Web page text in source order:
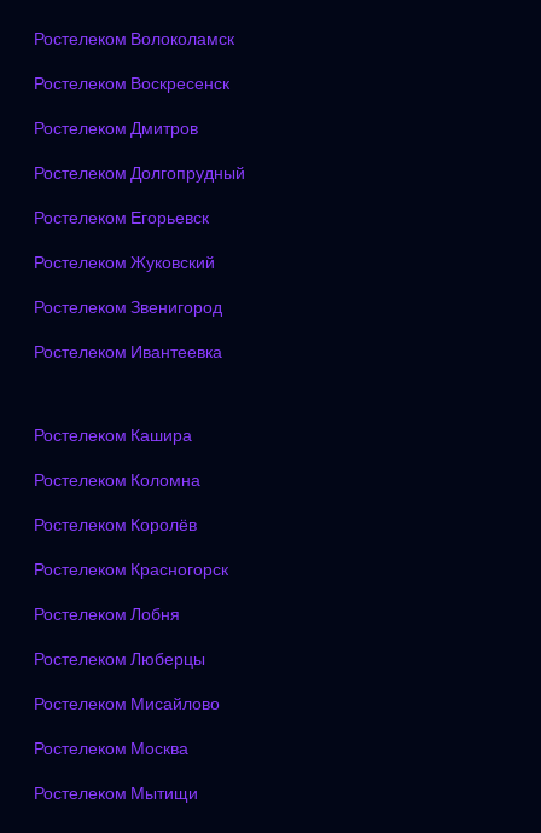
Ростелеком Волоколамск
Ростелеком Воскресенск
Ростелеком Дмитров
Ростелеком Долгопрудный
Ростелеком Егорьевск
Ростелеком Жуковский
Ростелеком Звенигород
Ростелеком Ивантеевка
Ростелеком Кашира
Ростелеком Коломна
Ростелеком Королёв
Ростелеком Красногорск
Ростелеком Лобня
Ростелеком Люберцы
Ростелеком Мисайлово
Ростелеком Москва
Ростелеком Мытищи